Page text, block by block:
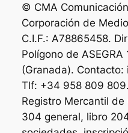
© CMA
Corporación de
C.I.F.: A78865458.
Polígono de ASEGRA
(Granada).
Tlf: +34 958 809
Registro Mercantil de
304 general, libro